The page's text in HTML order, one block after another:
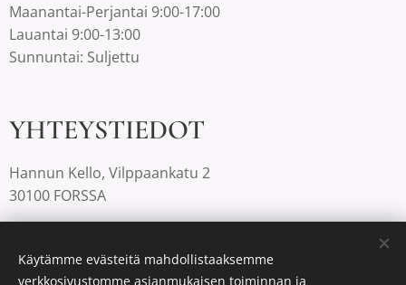
Maanantai-Perjantai 9:00-17:00
Lauantai 9:00-13:00
Sunnuntai: Suljettu
YHTEYSTIEDOT
Hannun Kello, Vilppaankatu 2
30100 FORSSA
Käytämme evästeitä mahdollistaaksemme
verkkosivustomme asianmukaisen toiminnan ja